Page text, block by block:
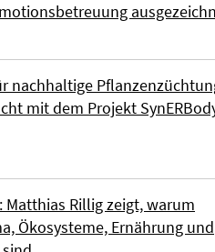
nachhaltige
mit dem Projekt
Rillig zeigt, warum
Ökosysteme, Ernährung und